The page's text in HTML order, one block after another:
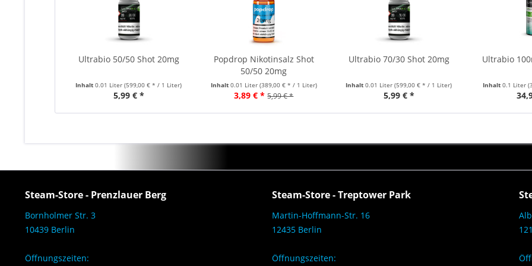
Ultrabio 50/50 Shot 20mg
Inhalt0.01 Liter(599,00 € * / 1 Liter)
5,99 € *
Popdrop Nikotinsalz Shot
50/50 20mg
Inhalt 0.01 Liter (389,00 € * / 1 Liter)
3,89 € * 5,99 € *
Ultrabio 70/30 Shot 20mg
Inhalt0.01 Liter(599,00 € * / 1 Liter)
5,99 € *
Ultrabio
Inhalt0.1 Liter
Steam-Store - Prenzlauer Berg
Bornholmer Str. 3
10439 Berlin
Öffnungszeiten:
Steam-Store - Treptower Park
Martin-Hoffmann-Str. 16
12435 Berlin
Öffnungszeiten: